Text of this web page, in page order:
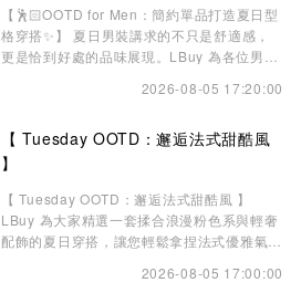
【🕺🏻OOTD for Men：簡約單品打造夏日型
格穿搭✨】 夏日男裝講求的不只是舒適感，
更是恰到好處的品味展現。LBuy 為各位男士
型，以低飽和度色系營造清爽層次感，輕鬆提
衫 淺藍色 夏日必備的淺藍色襯衫，清爽百
搭。經典 A 字紅心刺繡低調展現法式格調，
2026-08-05 17:20:00
【 Tuesday OOTD：邂逅法式甜酷風
】
【 Tuesday OOTD：邂逅法式甜酷風 】
LBuy 為大家精選一套揉合浪漫粉色系與輕奢
配飾的夏日穿搭，讓您輕鬆拿捏法式優雅氣
能百搭的基礎 T 恤換上溫柔治癒的淺粉色
2026-08-05 17:00:00